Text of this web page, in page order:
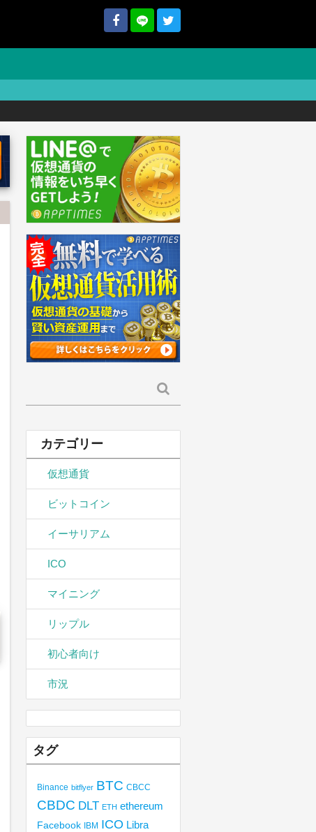
索:
カテゴリー
仮想通貨
ビットコイン
イーサリアム
ICO
マイニング
リップル
初心者向け
市況
タグ
Binance bitflyer BTC CBCC
CBDC DLT ETH ethereum
Facebook IBM ICO Libra